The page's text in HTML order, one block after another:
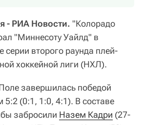
- РИА Новости. "Колорадо
"Миннесоту Уайлд" в
серии второго раунда плей-
хоккейной лиги (НХЛ).
завершилась победой
5:2 (0:1, 1:0, 4:1). В составе
забросили Назем Кадри (27-